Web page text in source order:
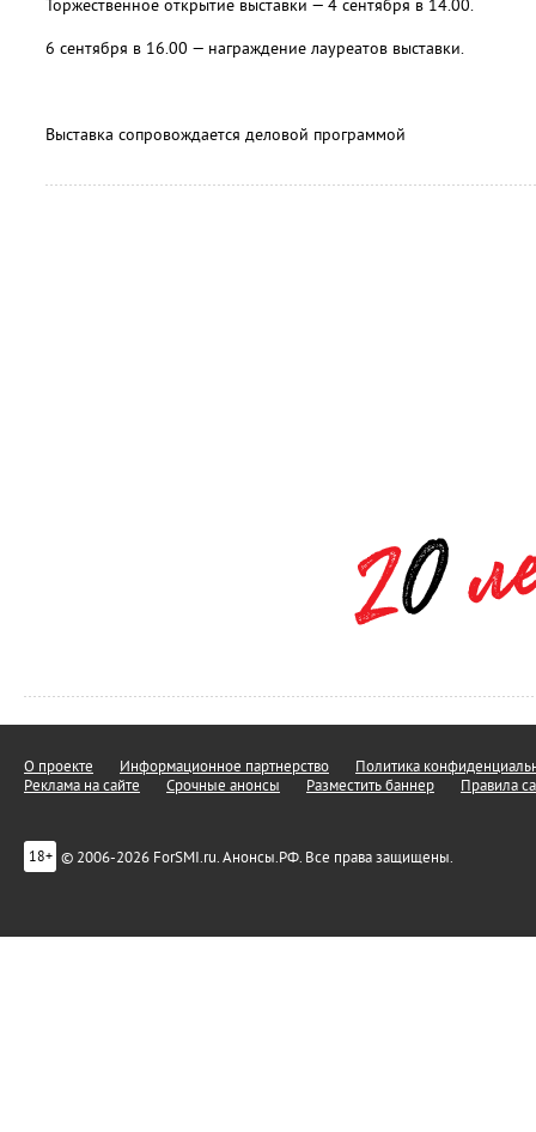
Торжественное открытие выставки — 4 сентября в 14.00.
6 сентября в 16.00 — награждение лауреатов выставки.
Выставка сопровождается деловой программой
О проекте Информационное партнерство
Политика
Реклама на сайте
Срочные анонсы Разместить баннер Правила
18+ © 2006-2026 ForSMI.ru. Анонсы.РФ. Все права защищены.